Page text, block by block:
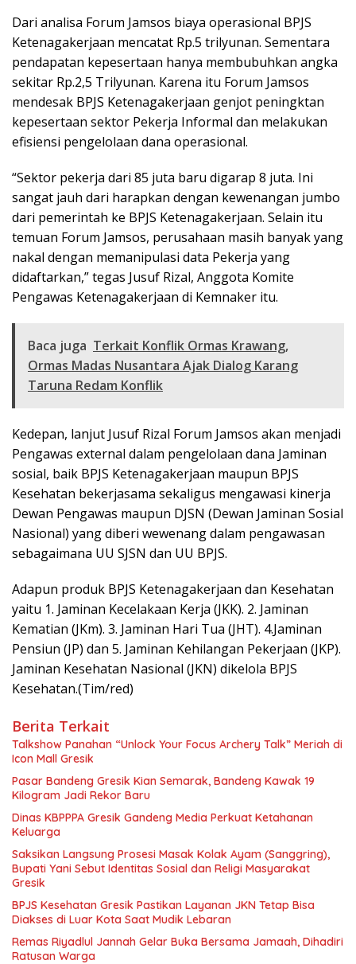
Dari analisa Forum Jamsos biaya operasional BPJS
Ketenagakerjaan mencatat Rp.5 trilyunan. Sementara
pendapatan kepesertaan hanya membubuhkan angka
sekitar Rp.2,5 Trilyunan. Karena itu Forum Jamsos
mendesak BPJS Ketenagakerjaan genjot peningktan
kepesertaan sektor Pekerja Informal dan melakukan
efisiensi pengelolaan dana operasional.
“Sektor pekerja dari 85 juta baru digarap 8 juta. Ini
sangat jauh dari harapkan dengan kewenangan jumbo
dari pemerintah ke BPJS Ketenagakerjaan. Selain itu
temuan Forum Jamsos, perusahaan masih banyak yang
nakal dengan memanipulasi data Pekerja yang
didaftarkan,” tegas Jusuf Rizal, Anggota Komite
Pengawas Ketenagakerjaan di Kemnaker itu.
Baca juga Terkait Konflik Ormas Krawang,
Ormas Madas Nusantara Ajak Dialog Karang
Taruna Redam Konflik
Kedepan, lanjut Jusuf Rizal Forum Jamsos akan menjadi
Pengawas external dalam pengelolaan dana Jaminan
sosial, baik BPJS Ketenagakerjaan maupun BPJS
Kesehatan bekerjasama sekaligus mengawasi kinerja
Dewan Pengawas maupun DJSN (Dewan Jaminan Sosial
Nasional) yang diberi wewenang dalam pengawasan
sebagaimana UU SJSN dan UU BPJS.
Adapun produk BPJS Ketenagakerjaan dan Kesehatan
yaitu 1. Jaminan Kecelakaan Kerja (JKK). 2. Jaminan
Kematian (JKm). 3. Jaminan Hari Tua (JHT). 4.Jaminan
Pensiun (JP) dan 5. Jaminan Kehilangan Pekerjaan (JKP).
Jaminan Kesehatan Nasional (JKN) dikelola BPJS
Kesehatan.(Tim/red)
Berita Terkait
Talkshow Panahan “Unlock Your Focus Archery Talk” Meriah di
Icon Mall Gresik
Pasar Bandeng Gresik Kian Semarak, Bandeng Kawak 19
Kilogram Jadi Rekor Baru
Dinas KBPPPA Gresik Gandeng Media Perkuat Ketahanan
Keluarga
Saksikan Langsung Prosesi Masak Kolak Ayam (Sanggring),
Bupati Yani Sebut Identitas Sosial dan Religi Masyarakat
Gresik
BPJS Kesehatan Gresik Pastikan Layanan JKN Tetap Bisa
Diakses di Luar Kota Saat Mudik Lebaran
Remas Riyadlul Jannah Gelar Buka Bersama Jamaah, Dihadiri
Ratusan Warga